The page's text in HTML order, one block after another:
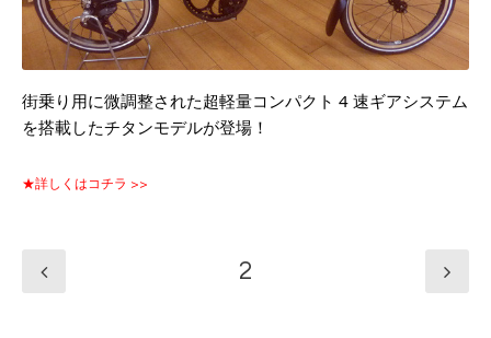
街乗り用に微調整された超軽量コンパクト 4 速ギアシステム
を搭載したチタンモデルが登場！
★詳しくはコチラ >>
2